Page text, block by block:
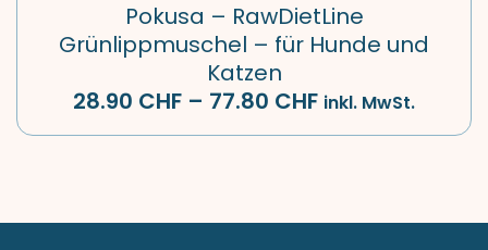
Pokusa – RawDietLine
Grünlippmuschel – für Hunde und
Katzen
28.90 CHF – 77.80 CHF inkl. MwSt.